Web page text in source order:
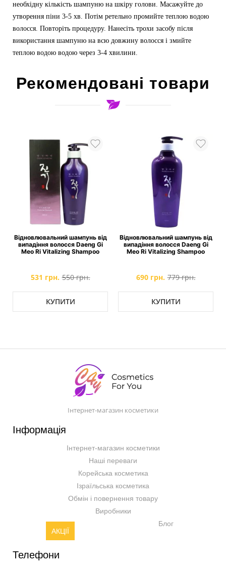
необхідну кількість шампуню на шкіру голови. Масажуйте до
утворення піни 3-5 хв. Потім ретельно промийте теплою водою
волосся. Повторіть процедуру. Нанесіть трохи засобу після
використання шампуню на всю довжину волосся і змийте
теплою водою водою через 3-4 хвилини.
Рекомендовані товари
Відновлювальний шампунь від
випадіння волосся Daeng Gi
Meo Ri Vitalizing Shampoo
531 грн. 550 грн.
КУПИТИ
Відновлювальний шампунь від
випадіння волосся Daeng Gi
Meo Ri Vitalizing Shampoo
690 грн. 779 грн.
КУПИТИ
Інтернет-магазин косметики
Інформація
Інтернет-магазин косметики
Наші переваги
Корейська косметика
Ізраїльська косметика
Обмін і повернення товару
Виробники
АКЦІЇ
Блог
Телефони